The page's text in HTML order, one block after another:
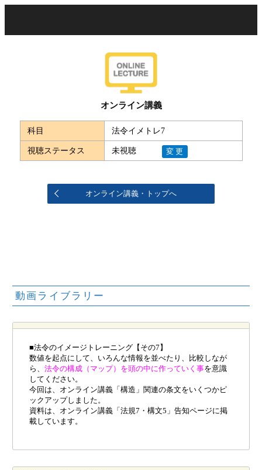
オンライン講義
科目 法令イメトレ7
視聴ステータス 未視聴 変更
オンライン講義・トップへ
動画ライブラリー
■法令のイメージトレーニング【その7】
数値を起点にして、いろんな情報を並べたり、比較しなが
ら、 法令の構成（マップ）を頭の中に作っていく事を意識
してください。
今回は、オンライン講義「構造」関連の条文をいくつかピ
ックアップしました。
資料は、オンライン講義「法規7・構文5」告知ページに掲
載しています。